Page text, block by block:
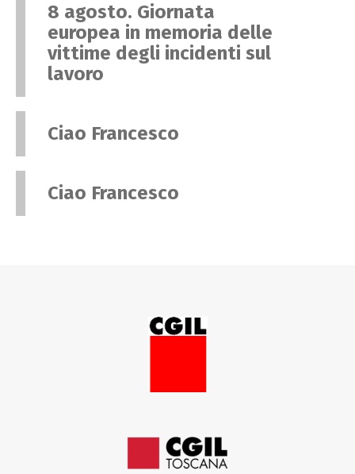
8 agosto. Giornata
europea in memoria delle
vittime degli incidenti sul
lavoro
Ciao Francesco
Ciao Francesco